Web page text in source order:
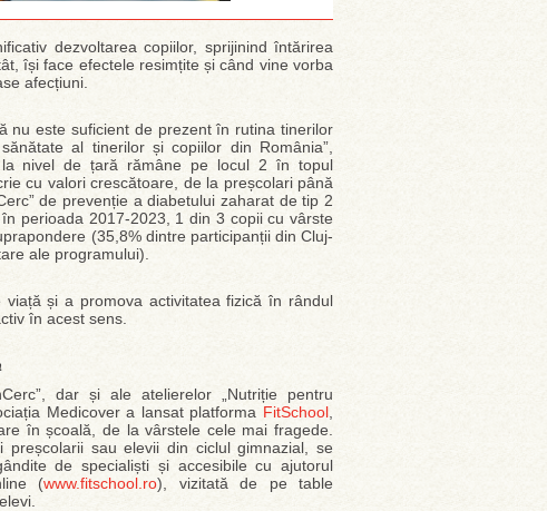
dezvoltarea copiilor, sprijinind întărirea
își face efectele resimțite și când vine vorba
afecțiuni.
nu este suficient de prezent în rutina tinerilor
al tinerilor și copiilor din România”,
nivel de țară rămâne pe locul 2 în topul
cu valori crescătoare, de la preșcolari până
de prevenție a diabetului zaharat de tip 2
perioada 2017-2023, 1 din 3 copii cu vârste
(35,8% dintre participanții din Cluj-
ale programului).
și a promova activitatea fizică în rândul
în acest sens.
dar și ale atelierelor „Nutriție pentru
Medicover a lansat platforma FitSchool
în școală, de la vârstele cele mai fragede.
sau elevii din ciclul gimnazial, se
de specialiști și accesibile cu ajutorul
(www.fitschool.ro), vizitată de pe table